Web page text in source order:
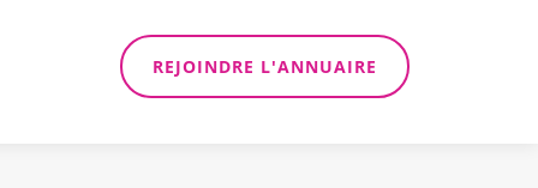
REJOINDRE L'ANNUAIRE